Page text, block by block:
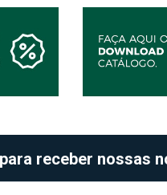
receber nossas